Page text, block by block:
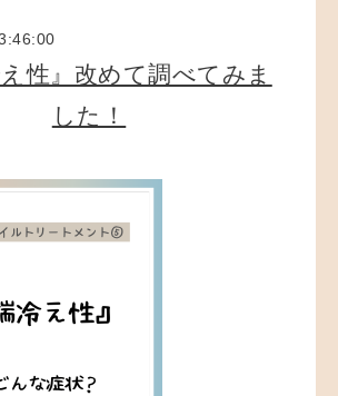
え性』改めて調べてみま
した！